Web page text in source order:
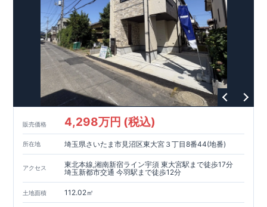
販売価格 4,298万円 (税込)
所在地 埼玉県さいたま市見沼区東大宮３丁目8番44(地番)
アクセス
東北本線,湘南新宿ライン宇須 東大宮駅まで徒歩17分
埼玉新都市交通 今羽駅まで徒歩12分
土地面積 112.02㎡